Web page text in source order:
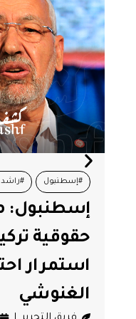
#حكم #لجنة
لجنة
الحكم
هيثم
فريق التحرير
اقرأ المزيد